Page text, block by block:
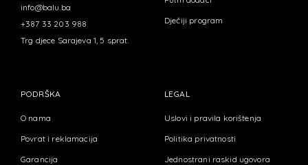
info@balu.ba
+387 33 203 988
Trg djece Sarajeva 1, 5 sprat.
Dječiji program
PODRŠKA
O nama
Povrat i reklamacija
Garancija
LEGAL
Uslovi i pravila korištenja
Politika privatnosti
Jednostrani raskid ugovora